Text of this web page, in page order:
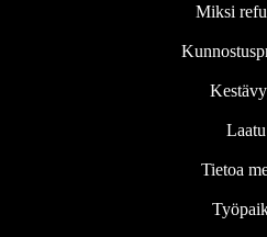
Miksi
Laatu
Tietoa